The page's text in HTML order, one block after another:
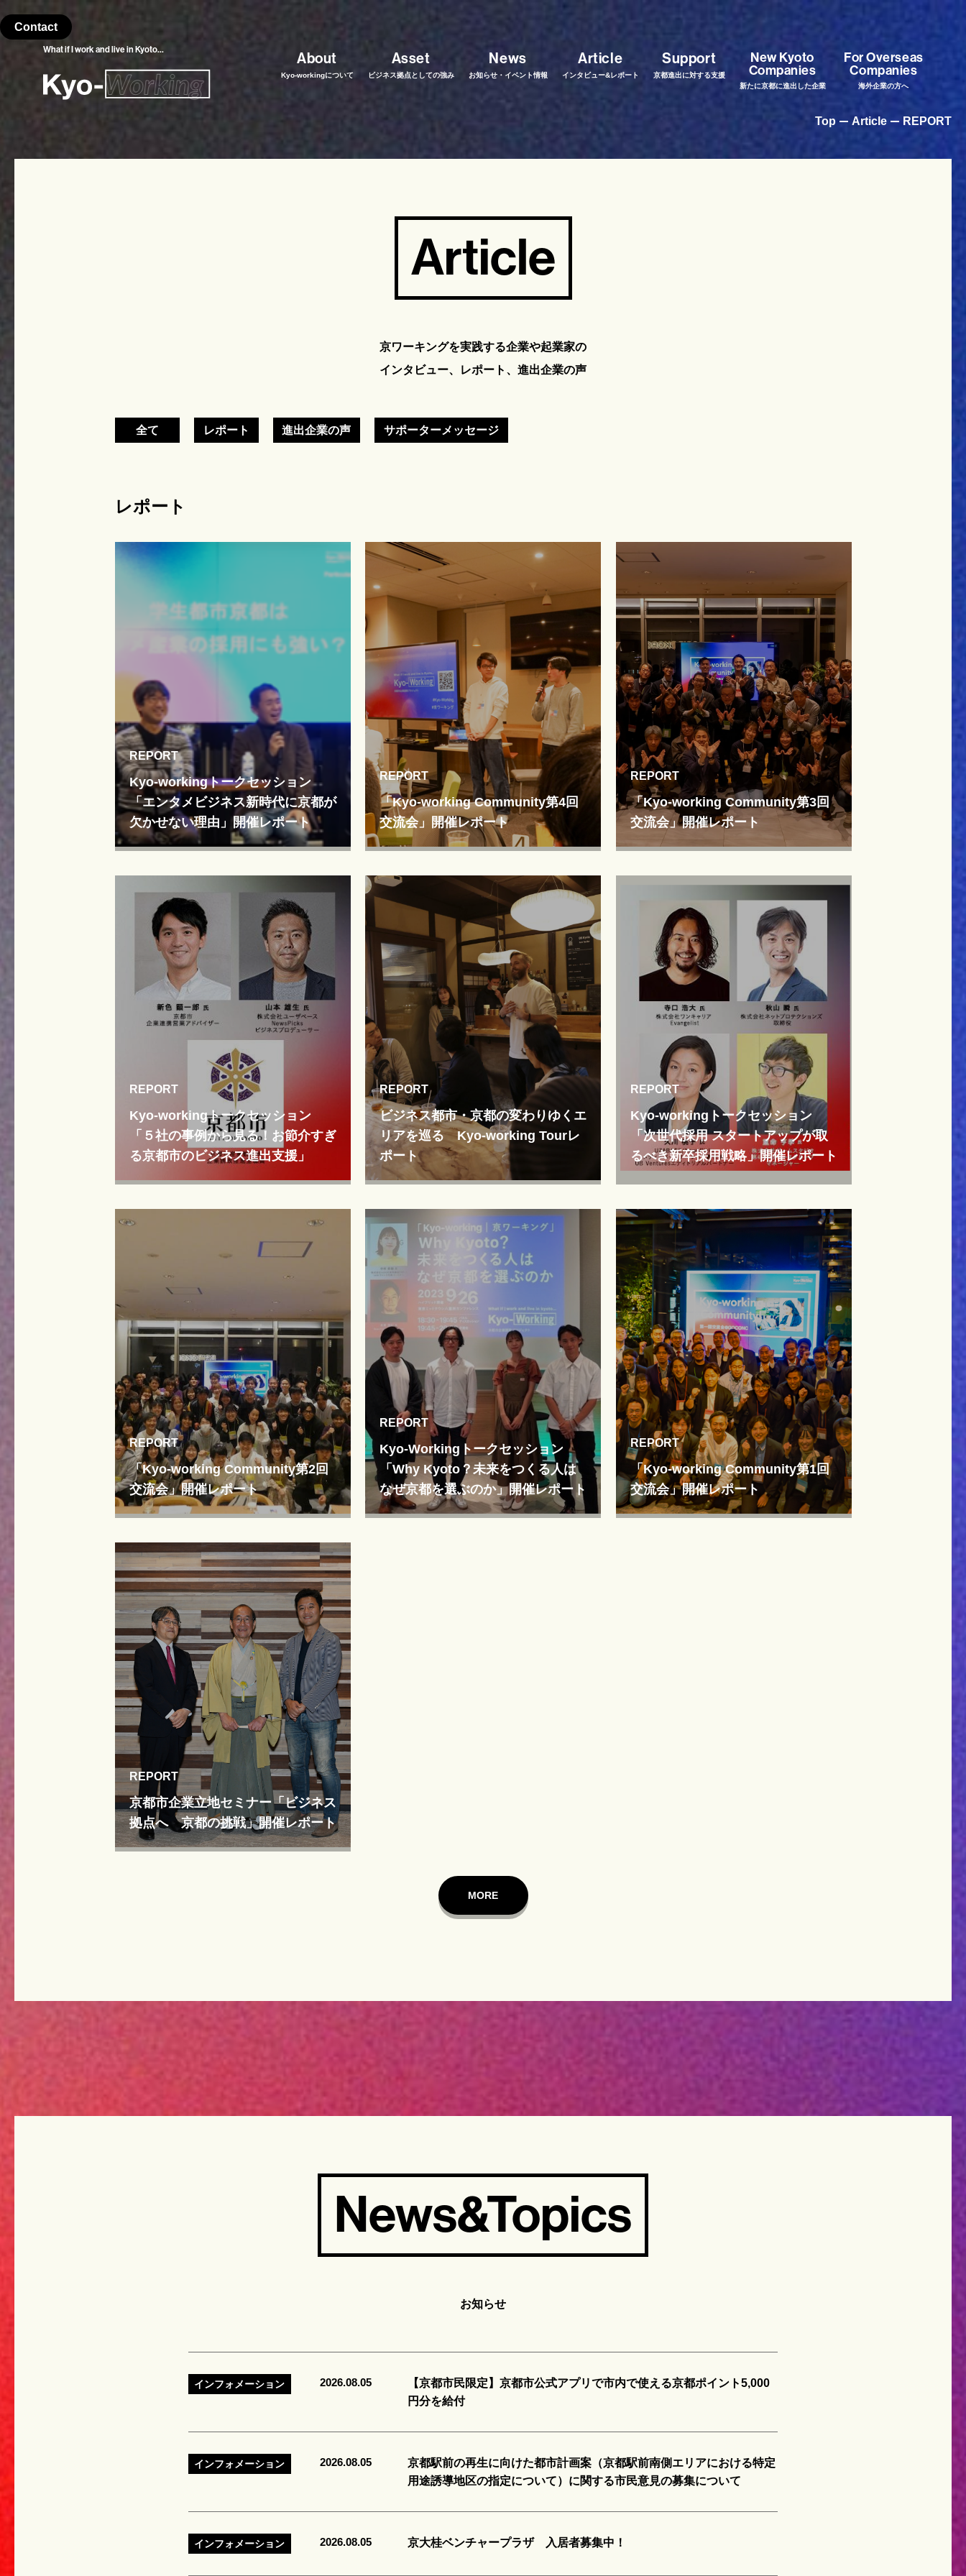
What if I work and live in Kyoto…
Contact
About
Kyo-workingについて
Asset
ビジネス拠点としての強み
News
お知らせ・イベント情報
Article
インタビュー&レポート
Support
京都進出に対する支援
New Kyoto
Companies
新たに京都に進出した企業
For Overseas
Companies
海外企業の方へ
Top Article REPORT
Article
京ワーキングを実践する企業や起業家の
インタビュー、レポート、進出企業の声
全て レポート 進出企業の声 サポーターメッセージ
レポート
REPORT
Kyo-workingトークセッション
「エンタメビジネス新時代に京都が
欠かせない理由」開催レポート
REPORT
「Kyo-working Community第4回
交流会」開催レポート
REPORT
「Kyo-working Community第3回
交流会」開催レポート
REPORT
Kyo-workingトークセッション
「５社の事例から見る！お節介すぎ
る京都市のビジネス進出支援」
REPORT
ビジネス都市・京都の変わりゆくエ
リアを巡る Kyo-working Tourレ
ポート
REPORT
Kyo-workingトークセッション
「次世代採用 スタートアップが取
るべき新卒採用戦略」開催レポート
REPORT
「Kyo-working Community第2回
交流会」開催レポート
REPORT
Kyo-Workingトークセッション
「Why Kyoto？未来をつくる人は
なぜ京都を選ぶのか」開催レポート
REPORT
「Kyo-working Community第1回
交流会」開催レポート
REPORT
京都市企業立地セミナー「ビジネス
拠点へ 京都の挑戦」開催レポート
MORE
News&Topics
お知らせ
インフォメーション 2026.08.05
【京都市民限定】京都市公式アプリで市内で使える京都ポイント5,000
円分を給付
インフォメーション 2026.08.05
京都駅前の再生に向けた都市計画案（京都駅前南側エリアにおける特定
用途誘導地区の指定について）に関する市民意見の募集について
インフォメーション 2026.08.05 京大桂ベンチャープラザ 入居者募集中！